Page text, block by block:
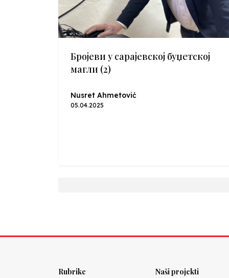
Бројеви у сарајевској буџетској
магли (2)
Nusret Ahmetović
05.04.2025
Rubrike Naši projekti